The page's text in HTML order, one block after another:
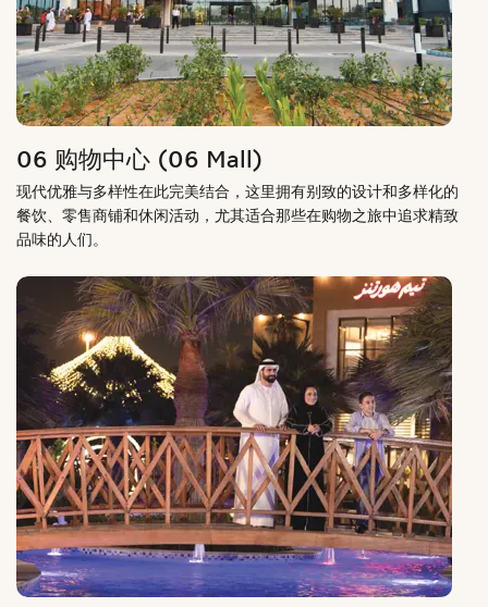
06 购物中心 (06 Mall)
现代优雅与多样性在此完美结合，这里拥有别致的设计和多样化的
餐饮、零售商铺和休闲活动，尤其适合那些在购物之旅中追求精致
品味的人们。